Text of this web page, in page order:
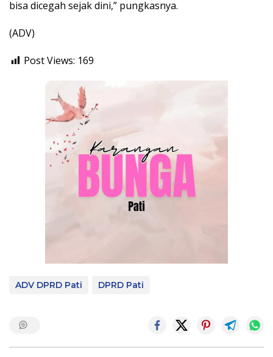
bisa dicegah sejak dini,” pungkasnya.
(ADV)
Post Views: 169
ADV DPRD Pati DPRD Pati